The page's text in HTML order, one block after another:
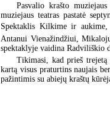
Pasvalio krašto
muziejaus teatras pastatė
Spektaklis Kilkime ir
Antanui Vienažindžiui,
spektaklyje vaidina Radviliškio
Tikimasi, kad prieš trejetą
kartą visus praturtins naujais
pažintimis su abiejų kraštų